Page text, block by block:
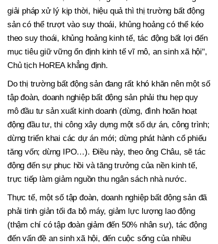
giải pháp xử lý kịp thời, hiệu quả thì thị trường bất động
sản có thể trượt vào suy thoái, khủng hoảng có thể kéo
theo suy thoái, khủng hoảng kinh tế, tác động bất lợi đến
mục tiêu giữ vững ổn định kinh tế vĩ mô, an sinh xã hội",
Chủ tịch HoREA khẳng định.
Do thị trường bất động sản đang rất khó khăn nên một số
tập đoàn, doanh nghiệp bất động sản phải thu hẹp quy
mô đầu tư sản xuất kinh doanh (dừng, đình hoãn hoạt
động đầu tư, thi công xây dựng một số dự án, công trình;
dừng triển khai các dự án mới; dừng phát hành cổ phiếu
tăng vốn; dừng IPO…). Điều này, theo ông Châu, sẽ tác
động đến sự phục hồi và tăng trưởng của nền kinh tế,
trực tiếp làm giảm nguồn thu ngân sách nhà nước.
Thực tế, một số tập đoàn, doanh nghiệp bất động sản đã
phải tinh giản tối đa bộ máy, giảm lực lượng lao động
(thậm chí có tập đoàn giảm đến 50% nhân sự), tác động
đến vấn đề an sinh xã hội, đến cuộc sống của nhiều